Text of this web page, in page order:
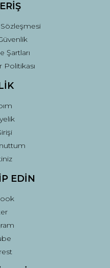
Sözleşmesi
Şartları
Politikası
EDİN